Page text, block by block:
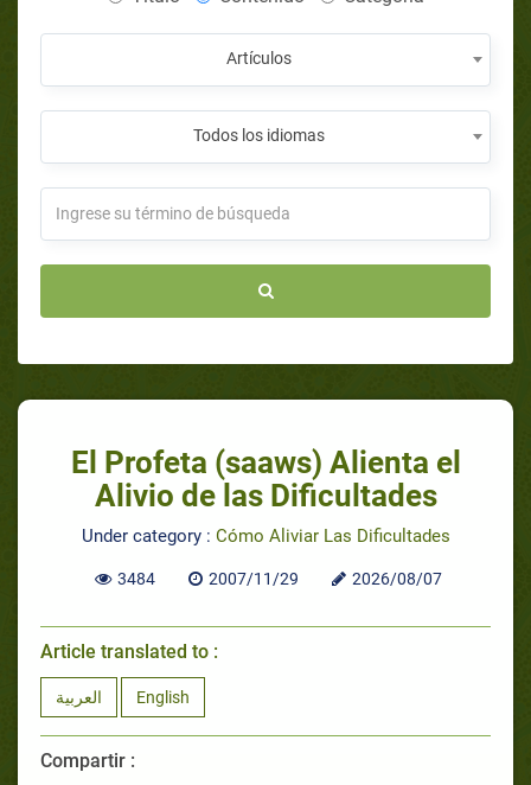
Artículos
Todos los idiomas
El Profeta (saaws) Alienta el
Alivio de las Dificultades
Under category : Cómo Aliviar Las Dificultades
3484 2007/11/29 2026/08/07
Article translated to :
العربية English
Compartir :